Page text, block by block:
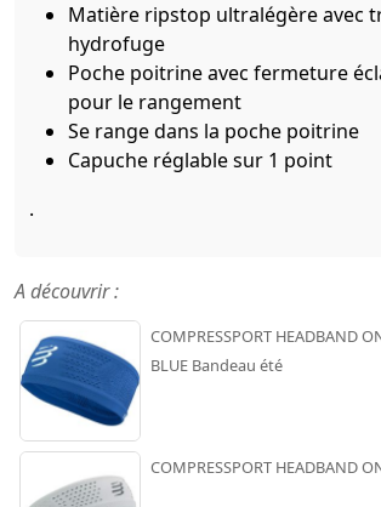
Matière ripstop ultralégère avec
hydrofuge
Poche poitrine avec fermeture
pour le rangement
Se range dans la poche poitrine
Capuche réglable sur 1 point
.
A découvrir :
COMPRESSPORT HEADBAND
BLUE Bandeau été
COMPRESSPORT HEADBAND